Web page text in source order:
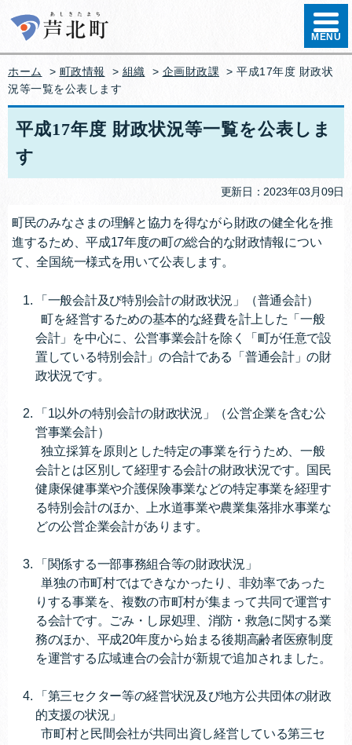
ハンバ
MENU
ホーム > 町政情報 > 組織 > 企画財政課 > 平成17年度 財政状
況等一覧を公表します
平成17年度 財政状況等一覧を公表しま
す
更新日：2023年03月09日
町民のみなさまの理解と協力を得ながら財政の健全化を推
進するため、平成17年度の町の総合的な財政情報につい
て、全国統一様式を用いて公表します。
「一般会計及び特別会計の財政状況」（普通会計）
町を経営するための基本的な経費を計上した「一般
会計」を中心に、公営事業会計を除く「町が任意で設
置している特別会計」の合計である「普通会計」の財
政状況です。
「1以外の特別会計の財政状況」（公営企業を含む公
営事業会計）
独立採算を原則とした特定の事業を行うため、一般
会計とは区別して経理する会計の財政状況です。国民
健康保健事業や介護保険事業などの特定事業を経理す
る特別会計のほか、上水道事業や農業集落排水事業な
どの公営企業会計があります。
「関係する一部事務組合等の財政状況」
単独の市町村ではできなかったり、非効率であった
りする事業を、複数の市町村が集まって共同で運営す
る会計です。ごみ・し尿処理、消防・救急に関する業
務のほか、平成20年度から始まる後期高齢者医療制度
を運営する広域連合の会計が新規で追加されました。
「第三セクター等の経営状況及び地方公共団体の財政
的支援の状況」
市町村と民間会社が共同出資し経営している第三セ